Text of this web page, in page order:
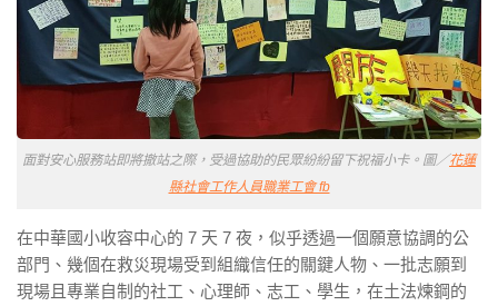
面對安心服務站即將撤站之際，受過協助的民眾紛紛留下祝福小卡。圖／花蓮
縣社會工作人員職業工會 fb
在中華國小收容中心的 7 天 7 夜，似乎透過一個願意協調的公
部門、幾個在救災現場受到組織信任的關鍵人物、一批志願到
現場且專業自制的社工、心理師、志工、學生，在土法煉鋼的